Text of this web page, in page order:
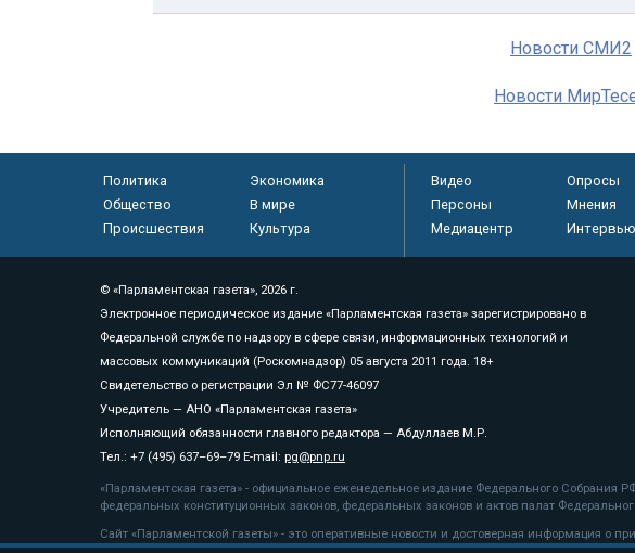
Новости СМИ2
Новости
Политика
Экономика
Общество
В мире
Происшествия
Культура
Видео Опросы
Персоны
Мнения
Медиацентр
Интервью
© «Парламентская газета», 2026 г.
Электронное периодическое издание «Парламентская газета» зарегистрировано в
Федеральной службе по надзору в сфере связи, информационных технологий и
массовых коммуникаций (Роскомнадзор) 05 августа 2011 года. 18+
Свидетельство о регистрации Эл № ФС77-46097
Учредитель — АНО «Парламентская газета»
Исполняющий обязанности главного редактора — Абдуллаев М.Р.
Тел.: +7 (495) 637–69–79 E-mail: pg@pnp.ru
«Парламентская газета» - официальное еженедельное издание Федерального Собрания
федеральных конституционных законов, федеральных законов и актов палат
Сайт «Парламентской газеты» - это оперативные новости и достоверная информация о